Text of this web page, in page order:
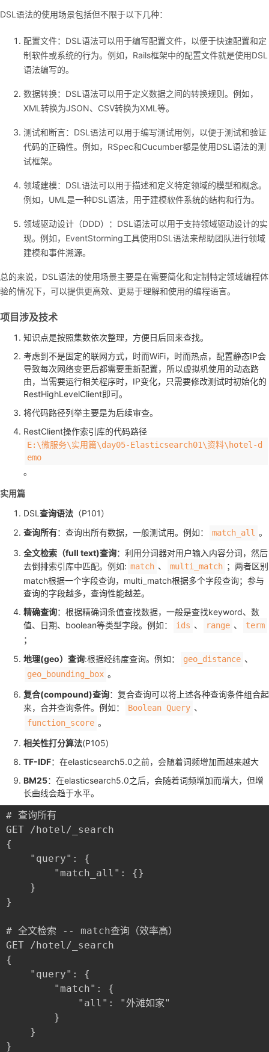
验
收
藏
DSL语法的使用场景包括但不限于以下几种：
配置文件：DSL语法可以用于编写配置文件，以便于快速配置和定
制软件或系统的行为。例如，Rails框架中的配置文件就是使用DSL
语法编写的。
数据转换：DSL语法可以用于定义数据之间的转换规则。例如，
XML转换为JSON、CSV转换为XML等。
测试和断言：DSL语法可以用于编写测试用例，以便于测试和验证
代码的正确性。例如，RSpec和Cucumber都是使用DSL语法的测
试框架。
领域建模：DSL语法可以用于描述和定义特定领域的模型和概念。
例如，UML是一种DSL语法，用于建模软件系统的结构和行为。
领域驱动设计（DDD）：DSL语法可以用于支持领域驱动设计的实
现。例如，EventStorming工具使用DSL语法来帮助团队进行领域
建模和事件溯源。
总的来说，DSL语法的使用场景主要是在需要简化和定制特定领域编程体
验的情况下，可以提供更高效、更易于理解和使用的编程语言。
项目涉及技术
知识点是按照集数依次整理，方便日后回来查找。
考虑到不是固定的联网方式，时而WiFi，时而热点，配置静态IP会
导致每次网络变更后都需要重新配置，所以虚拟机使用的动态路
由，当需要运行相关程序时，IP变化，只需要修改测试时初始化的
RestHighLevelClient即可。
将代码路径列举主要是为后续审查。
RestClient操作索引库的代码路径
E:\微服务\实用篇\day05-Elasticsearch01\资料\hotel-d
emo
。
实用篇
DSL 查询语法 （P101）
查询所有：查询出所有数据，一般测试用。例如： match_all 。
全文检索（full text)查询：利用分词器对用户输入内容分词，然后
去倒排索引库中匹配。例如: match 、 multi_match ；两者区别
match根据一个字段查询，multi_match根据多个字段查询；参与
查询的字段越多，查询性能越差。
精确查询：根据精确词条值查找数据，一般是查找keyword、数
值、日期、boolean等类型字段。例如：
ids 、 range 、 term
；
地理(geo）查询:根据经纬度查询。例如： geo_distance 、
geo_bounding_box 。
复合(compound)查询：复合查询可以将上述各种查询条件组合起
来，合并查询条件。例如：
Boolean Query 、
function_score 。
相关性打分算法(P105)
TF-IDF：在elasticsearch5.0之前，会随着词频增加而越来越大
BM25：在elasticsearch5.0之后，会随着词频增加而增大，但增
长曲线会趋于水平。
# 查询所有
GET /hotel/_search
{
}
# 全文检索 -- match查询（效率高）
GET /hotel/_search
{
}